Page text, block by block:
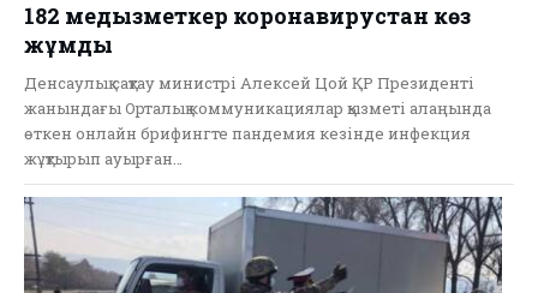
182 медқызметкер коронавирустан көз
жұмды
Денсаулық сақтау министрі Алексей Цой ҚР Президенті
жанындағы Орталық коммуникациялар қызметі алаңында
өткен онлайн брифингте пандемия кезінде инфекция
жұқтырып ауырған…